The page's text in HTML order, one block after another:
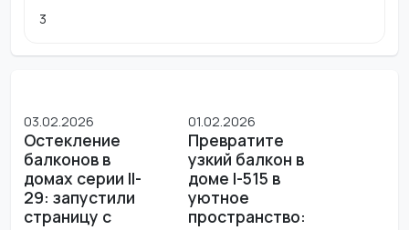
3
03.02.2026
Остекление
балконов в
домах серии II-
29: запустили
страницу с
01.02.2026
Превратите
узкий балкон в
доме I-515 в
уютное
пространство: